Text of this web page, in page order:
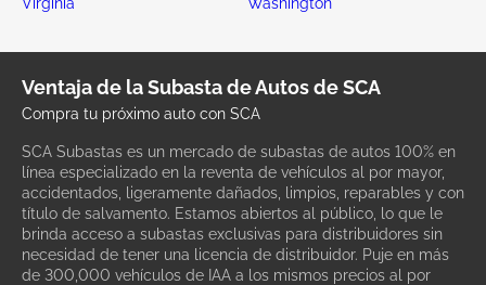
Ventaja de la Subasta de Autos de SCA
Compra tu próximo auto con SCA
SCA Subastas es un mercado de subastas de autos 100% en
línea especializado en la reventa de vehículos al por mayor,
accidentados, ligeramente dañados, limpios, reparables y con
título de salvamento. Estamos abiertos al público, lo que le
brinda acceso a subastas exclusivas para distribuidores sin
necesidad de tener una licencia de distribuidor. Puje en más
de 300,000 vehículos de IAA a los mismos precios al por